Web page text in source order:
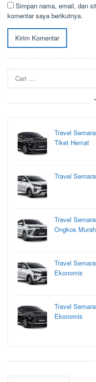
Simpan nama, email, dan
komentar saya berikutnya.
untuk:
Travel
Tiket Hemat
Travel
Travel
Ongkos Murah
Travel
Ekonomis
Travel
Ekonomis